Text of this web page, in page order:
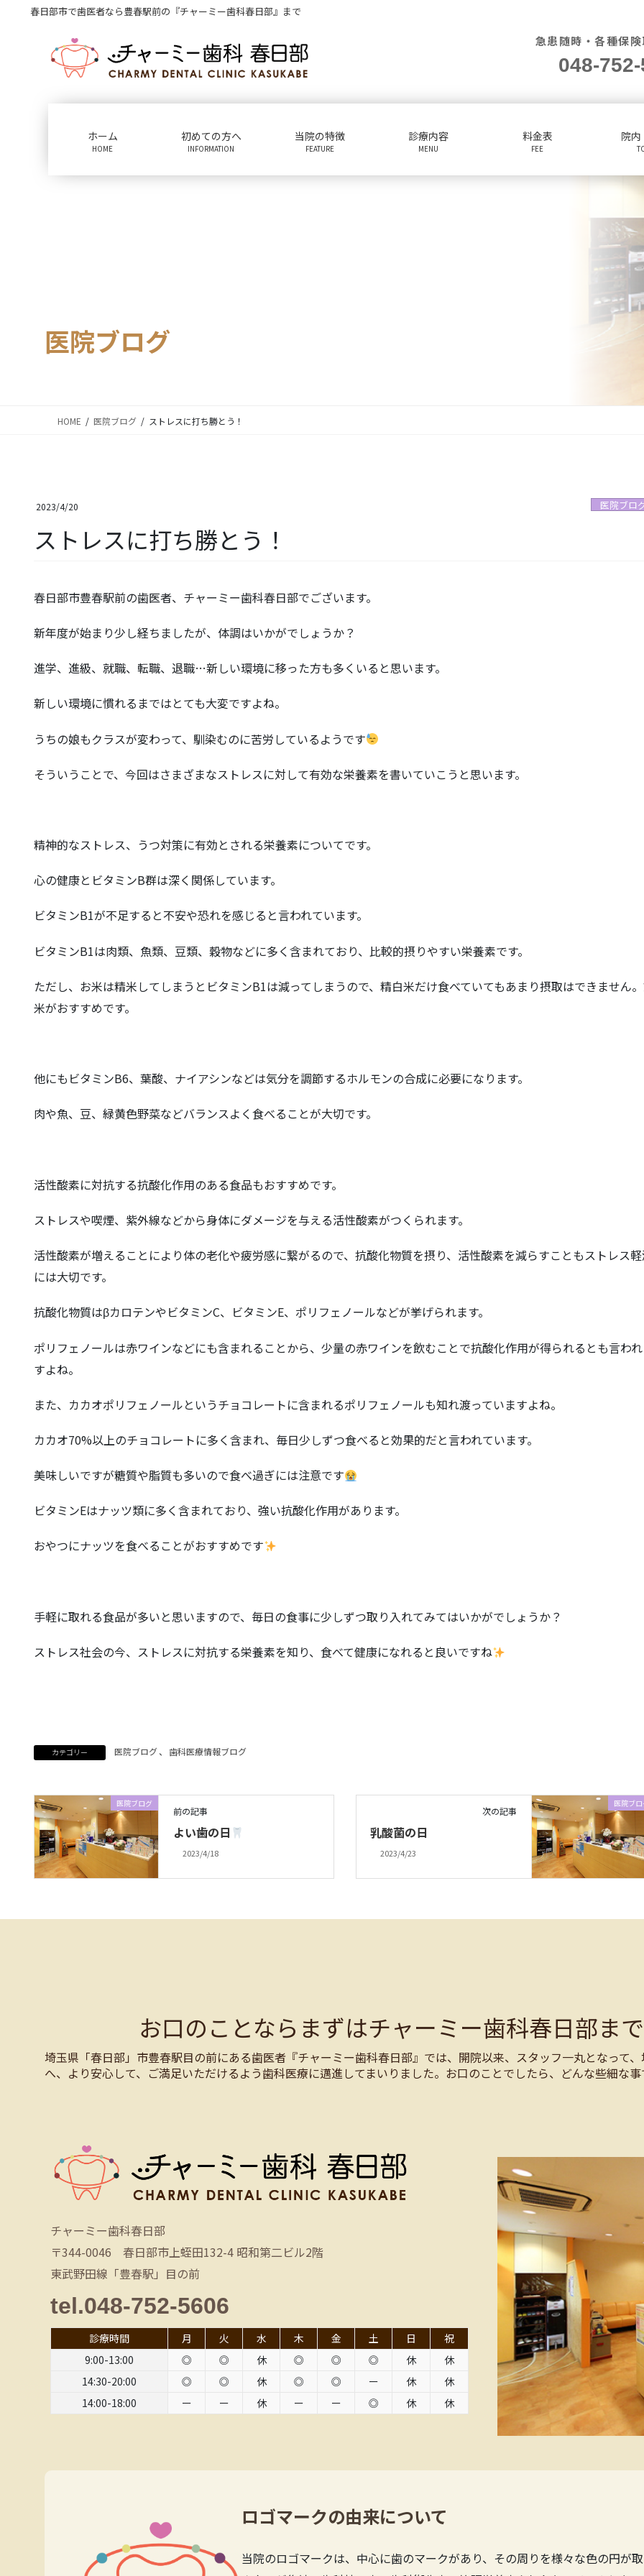
春日部市で歯医者なら豊春駅前の『チャーミー歯科春日部』まで
急患随時・各種保
048-
ホーム
HOME
初めての方へ
INFORMATION
当院の特徴
FEATURE
診療内容
MENU
料金表
FEE
院
医院ブログ
HOME 医院ブログ ストレスに打ち勝とう！
2023/4/20 医院ブロ
ストレスに打ち勝とう！
春日部市豊春駅前の歯医者、チャーミー歯科春日部でございます。
新年度が始まり少し経ちましたが、体調はいかがでしょうか？
進学、進級、就職、転職、退職…新しい環境に移った方も多くいると思います。
新しい環境に慣れるまではとても大変ですよね。
うちの娘もクラスが変わって、馴染むのに苦労しているようです
そういうことで、今回はさまざまなストレスに対して有効な栄養素を書いていこうと思います。
精神的なストレス、うつ対策に有効とされる栄養素についてです。
心の健康とビタミンB群は深く関係しています。
ビタミンB1が不足すると不安や恐れを感じると言われています。
ビタミンB1は肉類、魚類、豆類、穀物などに多く含まれており、比較的摂りやすい栄養素です。
ただし、お米は精米してしまうとビタミンB1は減ってしまうので、精白米だけ食べていてもあまり摂取はできません
米がおすすめです。
他にもビタミンB6、葉酸、ナイアシンなどは気分を調節するホルモンの合成に必要になります。
肉や魚、豆、緑黄色野菜などバランスよく食べることが大切です。
活性酸素に対抗する抗酸化作用のある食品もおすすめです。
ストレスや喫煙、紫外線などから身体にダメージを与える活性酸素がつくられます。
活性酸素が増えることにより体の老化や疲労感に繋がるので、抗酸化物質を摂り、活性酸素を減らすこともストレス
には大切です。
抗酸化物質はβカロテンやビタミンC、ビタミンE、ポリフェノールなどが挙げられます。
ポリフェノールは赤ワインなどにも含まれることから、少量の赤ワインを飲むことで抗酸化作用が得られるとも言わ
すよね。
また、カカオポリフェノールというチョコレートに含まれるポリフェノールも知れ渡っていますよね。
カカオ70%以上のチョコレートに多く含まれ、毎日少しずつ食べると効果的だと言われています。
美味しいですが糖質や脂質も多いので食べ過ぎには注意です
ビタミンEはナッツ類に多く含まれており、強い抗酸化作用があります。
おやつにナッツを食べることがおすすめです
手軽に取れる食品が多いと思いますので、毎日の食事に少しずつ取り入れてみてはいかがでしょうか？
ストレス社会の今、ストレスに対抗する栄養素を知り、食べて健康になれると良いですね
カテゴリー 医院ブログ、 歯科医療情報ブログ
医院ブログ
前の記事
よい歯の日
2023/4/18
医院ブ
次の記事
乳酸菌の日
2023/4/23
お口のことならまずはチャーミー歯科春日部ま
埼玉県「春日部」市豊春駅目の前にある歯医者『チャーミー歯科春日部』では、開院以来、スタッフ一丸となって
へ、より安心して、ご満足いただけるよう歯科医療に邁進してまいりました。お口のことでしたら、どんな些細な
チャーミー歯科春日部
〒344-0046 春日部市上蛭田132-4 昭和第二ビル2階
東武野田線「豊春駅」目の前
tel.048-752-5606
診療時間 月 火 水 木 金 土 日
祝
9:00-13:00
◎ ◎ 休 ◎ ◎ ◎ 休
休
14:30-20:00
◎ ◎ 休 ◎ ◎ ー 休
休
14:00-18:00
ー ー 休 ー ー ◎ 休 休
ロゴマークの由来について
当院のロゴマークは、中心に歯のマークがあり、その周りを様々な色の円が